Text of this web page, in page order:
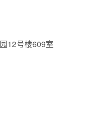
12号楼609室